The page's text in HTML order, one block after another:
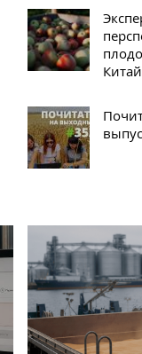
Китай